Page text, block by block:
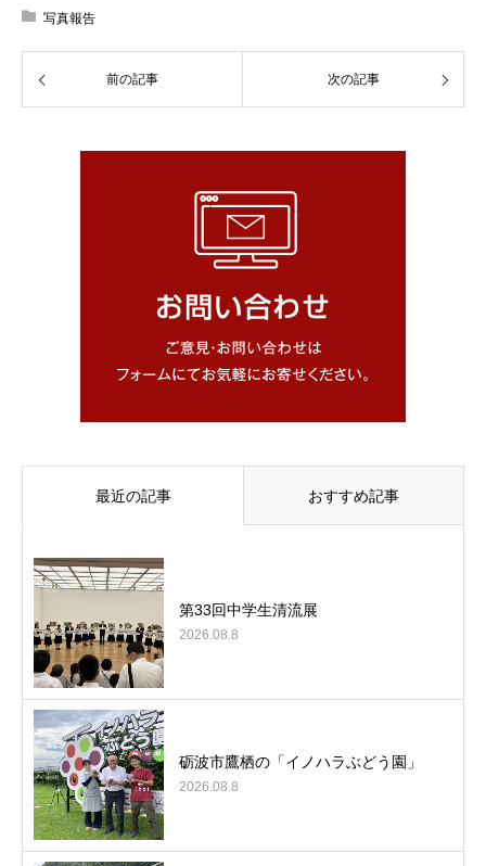
写真報告
前の記事 次の記事
最近の記事 おすすめ記事
第33回中学生清流展
2026.08.8
砺波市鷹栖の「イノハラぶどう園」
2026.08.8